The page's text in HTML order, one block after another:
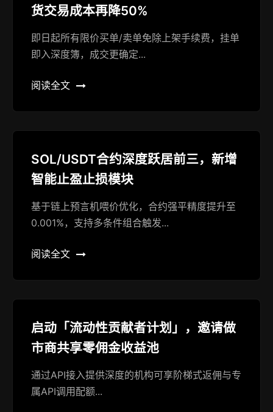
货交易成本再降50%
即日起所有限价买单/卖单免除上架手续费，挂单
即入深度簿，成交更确定...
阅读全文
SOL/USDT合约深度跃居前三，新增
智能止盈止损模块
基于链上预言机喂价优化，合约强平精度提升至
0.001%，支持多条件组合触发...
阅读全文
启动「流动性贡献者计划」，邀请做
市商共享零佣金收益池
通过API接入提供深度的机构可享阶梯式返佣与专
属API调用配额...